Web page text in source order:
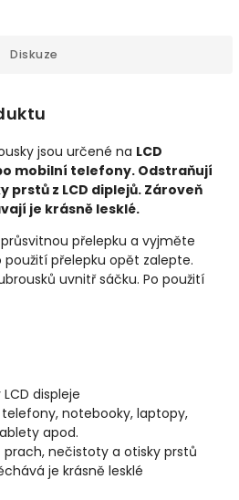
Diskuze
jsou určené na LCD
mobilní telefony. Odstraňují
prstů z LCD diplejů. Zároveň
je krásně lesklé.
přelepku a vyjměte
použití přelepku opět zalepte.
uvnitř sáčku. Po použití
displeje
notebooky, laptopy,
apod.
prach, nečistoty a otisky prstů
je krásně lesklé